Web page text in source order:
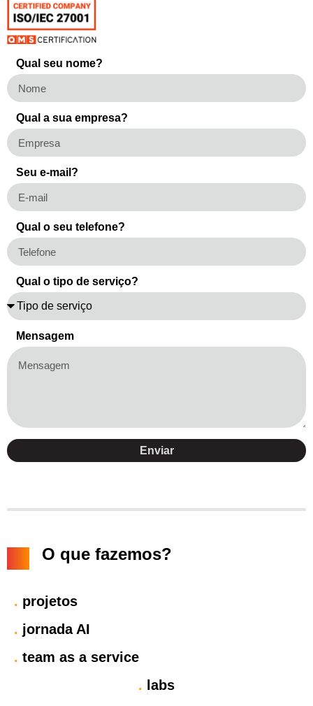
Qual seu nome?
Qual a sua empresa?
Seu e-mail?
Qual o seu telefone?
Qual o tipo de serviço?
Mensagem
Enviar
O que fazemos?
. projetos
. jornada AI
. team as a service
. labs